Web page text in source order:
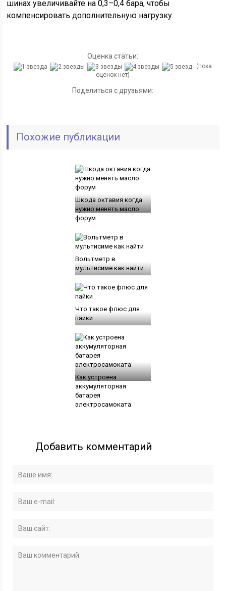
шинах увеличивайте на 0,3–0,4 бара, чтобы
компенсировать дополнительную нагрузку.
Оценка статьи:
(пока
оценок нет)
Поделиться с друзьями:
Похожие публикации
Шкода октавия когда
нужно менять масло
форум
Вольтметр в
мультисиме как найти
Что такое флюс для
пайки
Как устроена
аккумуляторная
батарея
электросамоката
Добавить комментарий